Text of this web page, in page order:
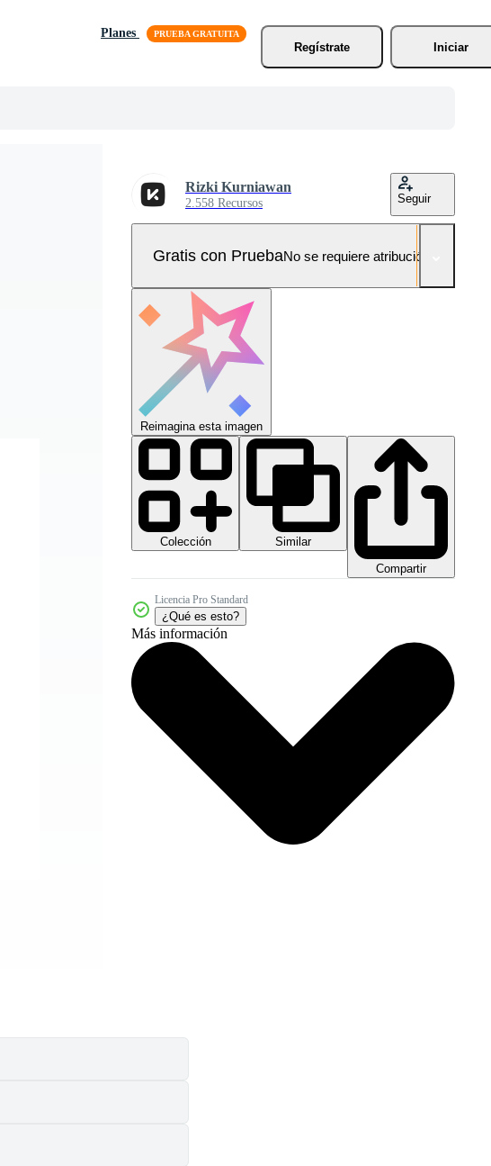
Planes
Regístrate
Iniciar
Rizki Kurniawan
2.558 Recursos Seguir
Gratis con PruebaNo se requiere atribución!
Reimagina esta imagen
Colección
Similar
Compartir
Licencia Pro Standard
¿Qué es esto?
Más información